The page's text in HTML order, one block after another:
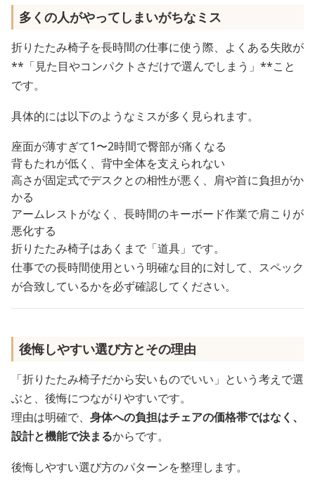
多くの人がやってしまいがちなミス
折りたたみ椅子を長時間の仕事に使う際、よくある失敗が
**「見た目やコンパクトさだけで選んでしまう」**こと
です。
具体的には以下のようなミスが多く見られます。
座面が薄すぎて1〜2時間で臀部が痛くなる
背もたれが低く、背中全体を支えられない
高さが固定式でデスクとの相性が悪く、肩や首に負担がか
かる
アームレストがなく、長時間のキーボード作業で肩こりが
悪化する
折りたたみ椅子はあくまで「道具」です。
仕事での長時間使用という明確な目的に対して、スペック
が合致しているかを必ず確認してください。
後悔しやすい選び方とその理由
「折りたたみ椅子だから安いものでいい」という考えで選
ぶと、後悔につながりやすいです。
理由は明確で、 身体への負担はチェアの価格帯ではなく、
設計と機能で決まるからです。
後悔しやすい選び方のパターンを整理します。